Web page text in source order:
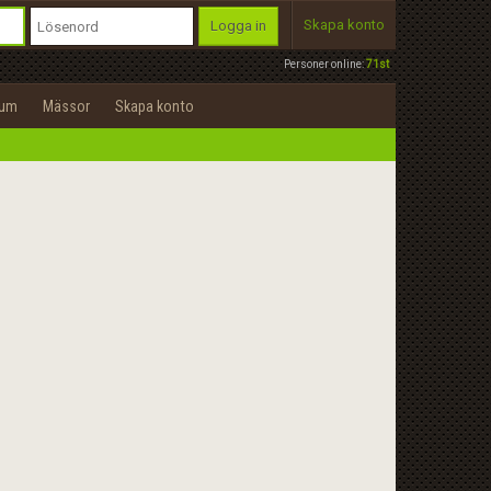
Personer online:71st
Logga in Skapa konto
Mässor Skapa konto